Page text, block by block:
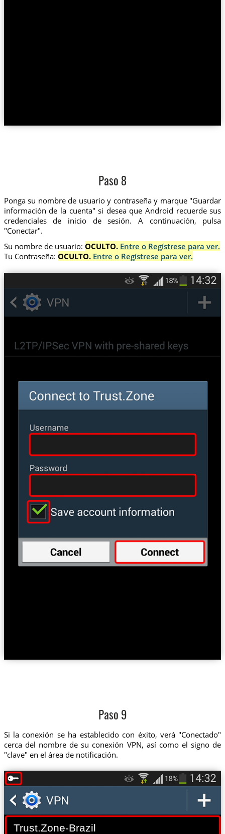
Paso 8
Ponga su nombre de usuario y contraseña y marque "Guardar
información de la cuenta" si desea que Android recuerde sus
credenciales de inicio de sesión. A continuación, pulsa
"Conectar".
Su nombre de usuario: OCULTO. Entre o Regístrese para ver.
Tu Contraseña: OCULTO. Entre o Regístrese para ver.
Paso 9
Si la conexión se ha establecido con éxito, verá "Conectado"
cerca del nombre de su conexión VPN, así como el signo de
"clave" en el área de notificación.
Trust.Zone-Brazil